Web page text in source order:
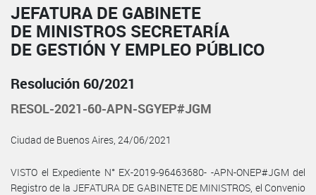
JEFATURA DE GABINETE
DE MINISTROS SECRETARÍA
DE GESTIÓN Y EMPLEO PÚBLICO
Resolución 60/2021
RESOL-2021-60-APN-SGYEP#JGM
Ciudad de Buenos Aires, 24/06/2021
VISTO el Expediente N° EX-2019-96463680- -APN-ONEP#JGM del
Registro de la JEFATURA DE GABINETE DE MINISTROS, el Convenio